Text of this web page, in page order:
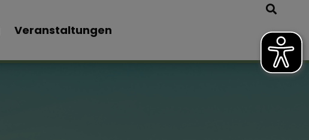
Veranstaltungen